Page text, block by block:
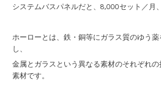
システムバスパネルだと、8,000セット／月
ホーローとは、鉄・銅等にガラス質のゆう
し、
金属とガラスという異なる素材のそれぞれ
素材です。